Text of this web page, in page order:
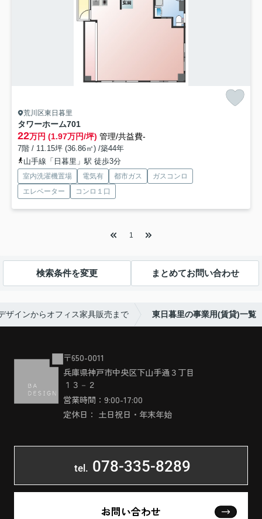
荒川区東日暮里
タワーホーム701
22万円 (1.97万円/坪) 管理/共益費-
7階 / 11.15坪 (36.86㎡) /築44年
山手線「日暮里」駅 徒歩3分
室内洗濯機置場 電気有 都市ガス
ガスコンロ
エレベーター
コンロ１口
1
検索条件を変更 まとめてお問い合わせ
ザインからオフィス家具販売まで 東日暮里の事業用(賃貸)一覧
〒650-0011
兵庫県神戸市中央区下山手通３丁目
１３－２
営業時間：9:00-17:00
定休日： 土日祝日・年末年始
tel. 078-335-8289
お問い合わせ